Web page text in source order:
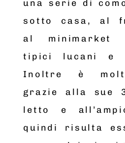
una serie di
sotto casa, al
al minimarket
tipici lucani e
Inoltre è
grazie alla sue
letto e
quindi risulta